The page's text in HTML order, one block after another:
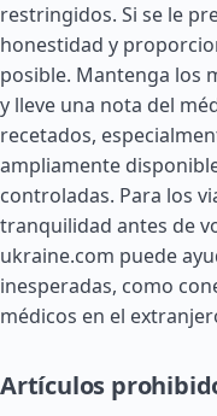
restringidos. Si se le
honestidad y
posible. Mantenga los
y lleve una nota del
recetados,
ampliamente
controladas. Para los
tranquilidad antes de
ukraine.com puede
inesperadas, como
médicos en el
Artículos